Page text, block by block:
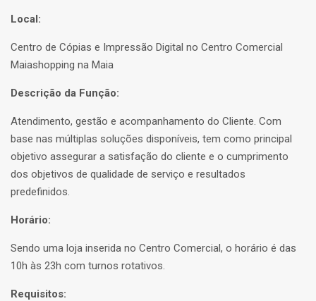
Local:
Centro de Cópias e Impressão Digital no Centro Comercial
Maiashopping na Maia
Descrição da Função:
Atendimento, gestão e acompanhamento do Cliente. Com
base nas múltiplas soluções disponíveis, tem como principal
objetivo assegurar a satisfação do cliente e o cumprimento
dos objetivos de qualidade de serviço e resultados
predefinidos.
Horário:
Sendo uma loja inserida no Centro Comercial, o horário é das
10h às 23h com turnos rotativos.
Requisitos: